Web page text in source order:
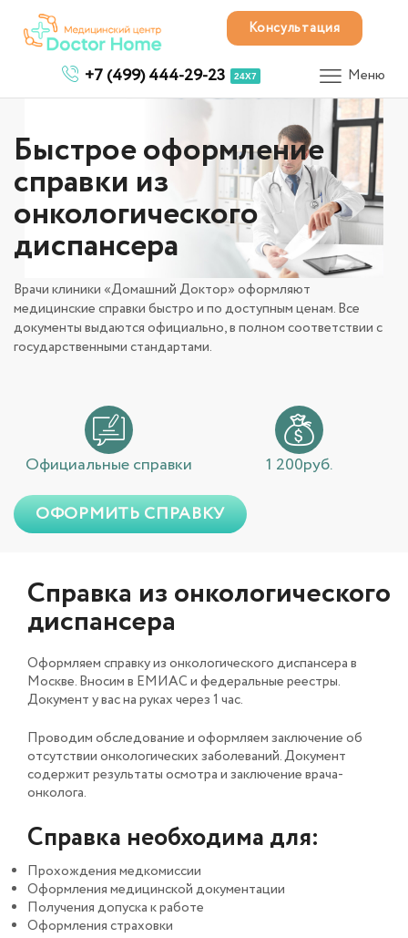
Консультация
+7 (499) 444-29-23 24X7 Меню
Быстрое оформление
справки из
онкологического
диспансера
Врачи клиники «Домашний Доктор» оформляют
медицинские справки быстро и по доступным ценам. Все
документы выдаются официально, в полном соответствии с
государственными стандартами.
Официальные справки 1 200руб.
ОФОРМИТЬ СПРАВКУ
Справка из онкологического
диспансера
Оформляем справку из онкологического диспансера в
Москве. Вносим в ЕМИАС и федеральные реестры.
Документ у вас на руках через 1 час.
Проводим обследование и оформляем заключение об
отсутствии онкологических заболеваний. Документ
содержит результаты осмотра и заключение врача-
онколога.
Справка необходима для:
Прохождения медкомиссии
Оформления медицинской документации
Получения допуска к работе
Оформления страховки